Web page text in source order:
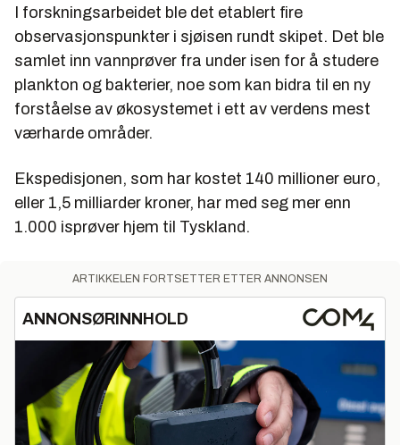
I forskningsarbeidet ble det etablert fire
observasjonspunkter i sjøisen rundt skipet. Det ble
samlet inn vannprøver fra under isen for å studere
plankton og bakterier, noe som kan bidra til en ny
forståelse av økosystemet i ett av verdens mest
værharde områder.
Ekspedisjonen, som har kostet 140 millioner euro,
eller 1,5 milliarder kroner, har med seg mer enn
1.000 isprøver hjem til Tyskland.
ARTIKKELEN FORTSETTER ETTER ANNONSEN
ANNONSØRINNHOLD